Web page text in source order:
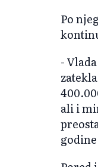
Po
-
ali i